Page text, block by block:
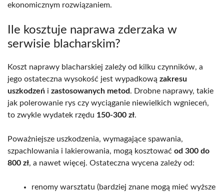
ekonomicznym rozwiązaniem.
Ile kosztuje naprawa zderzaka w
serwisie blacharskim?
Koszt naprawy blacharskiej zależy od kilku czynników, a
jego ostateczna wysokość jest wypadkową zakresu
uszkodzeń i zastosowanych metod. Drobne naprawy, takie
jak polerowanie rys czy wyciąganie niewielkich wgnieceń,
to zwykle wydatek rzędu 150-300 zł.
Poważniejsze uszkodzenia, wymagające spawania,
szpachlowania i lakierowania, mogą kosztować od 300 do
800 zł, a nawet więcej. Ostateczna wycena zależy od:
renomy warsztatu (bardziej znane mogą mieć wyższe